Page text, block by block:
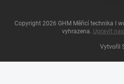
Vytvořil
Copyright 2026 GHM Měřicí technika I
vyhrazena. Upravit